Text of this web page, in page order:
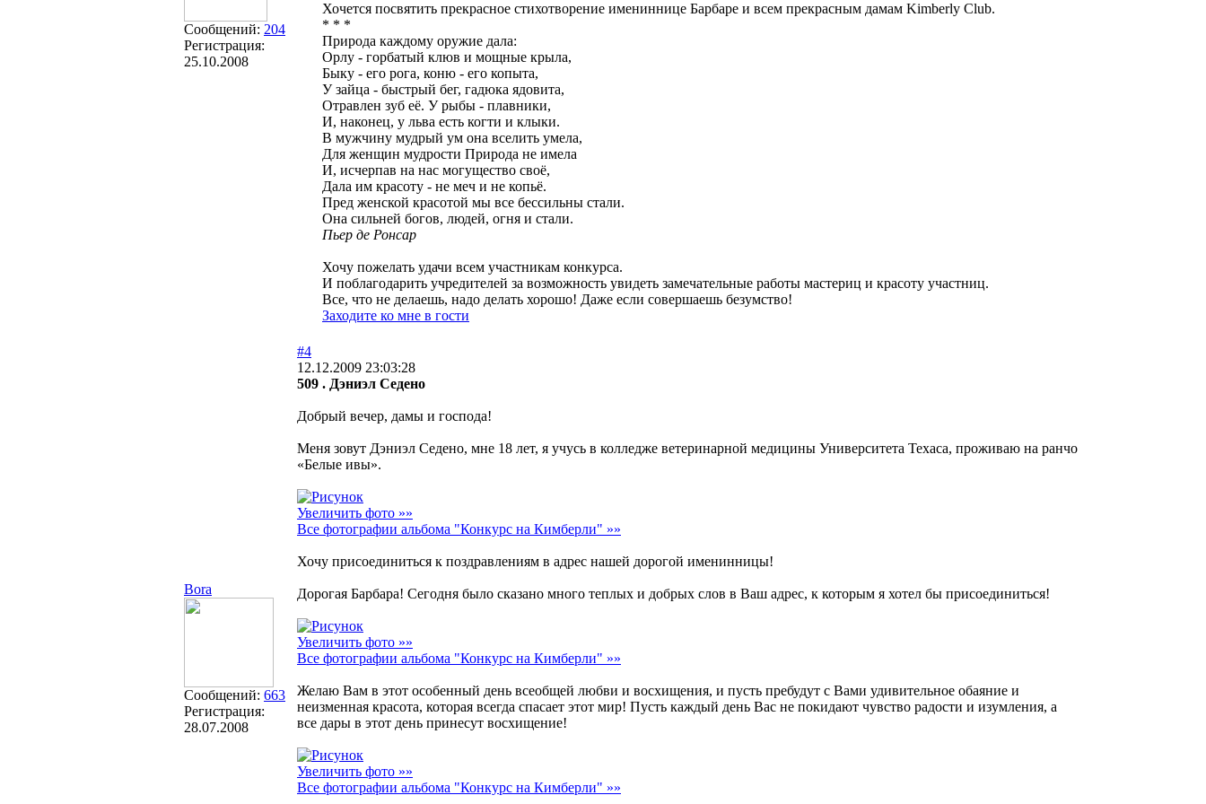
Сообщений: 204
Регистрация:
25.10.2008
Хочется посвятить прекрасное стихотворение имениннице Барбаре и всем прекрасным дамам Kimberly Club.
* * *
Природа каждому оружие дала:
Орлу - горбатый клюв и мощные крыла,
Быку - его рога, коню - его копыта,
У зайца - быстрый бег, гадюка ядовита,
Отравлен зуб её. У рыбы - плавники,
И, наконец, у льва есть когти и клыки.
В мужчину мудрый ум она вселить умела,
Для женщин мудрости Природа не имела
И, исчерпав на нас могущество своё,
Дала им красоту - не меч и не копьё.
Пред женской красотой мы все бессильны стали.
Она сильней богов, людей, огня и стали.
Пьер де Ронсар
Хочу пожелать удачи всем участникам конкурса.
И поблагодарить учредителей за возможность увидеть замечательные работы мастериц и красоту участниц.
Все, что не делаешь, надо делать хорошо! Даже если совершаешь безумство!
Заходите ко мне в гости
Bora
Сообщений: 663
Регистрация:
28.07.2008
#4
12.12.2009 23:03:28
509 . Дэниэл Седено
Добрый вечер, дамы и господа!
Меня зовут Дэниэл Седено, мне 18 лет, я учусь в колледже ветеринарной медицины Университета Техаса, проживаю на ранчо
«Белые ивы».
Увеличить фото »»
Все фотографии альбома "Конкурс на Кимберли" »»
Хочу присоединиться к поздравлениям в адрес нашей дорогой именинницы!
Дорогая Барбара! Сегодня было сказано много теплых и добрых слов в Ваш адрес, к которым я хотел бы присоединиться!
Увеличить фото »»
Все фотографии альбома "Конкурс на Кимберли" »»
Желаю Вам в этот особенный день всеобщей любви и восхищения, и пусть пребудут с Вами удивительное обаяние и
неизменная красота, которая всегда спасает этот мир! Пусть каждый день Вас не покидают чувство радости и изумления, а
все дары в этот день принесут восхищение!
Увеличить фото »»
Все фотографии альбома "Конкурс на Кимберли" »»